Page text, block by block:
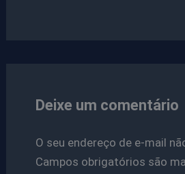
Deixe um comentário
O seu endereço de e-mail
Campos obrigatórios são